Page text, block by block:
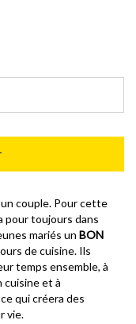
couple. Pour cette
pour toujours dans
mariés un BON
de cuisine. Ils
temps ensemble, à
cuisine et à
qui créera des
vie.